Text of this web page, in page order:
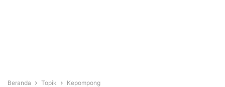
Beranda Topik Kepompong